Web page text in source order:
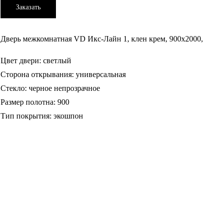
Заказать
Дверь межкомнатная VD Икс-Лайн 1, клен крем,
Цвет двери: светлый
Сторона открывания: универсальная
Стекло: черное непрозрачное
Размер полотна: 900
Тип покрытия: экошпон